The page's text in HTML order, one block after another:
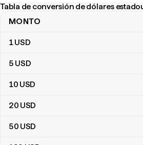
Tabla de conversión de dólares
Tabla de conversión de dólares
MONTO
1USD
5 USD
10 USD
20 USD
50 USD